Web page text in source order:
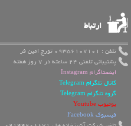
ارتباط
تلفن : 09356107101 تورج امین فر
پشتیبانی تلفنی 24 ساعته در 7 روز هفته
اینستاگرام Instagram
کانال تلگرام Telegram
گروه تلگرام Telegram
یوتیوب Youtube
فیسبوک Facebook